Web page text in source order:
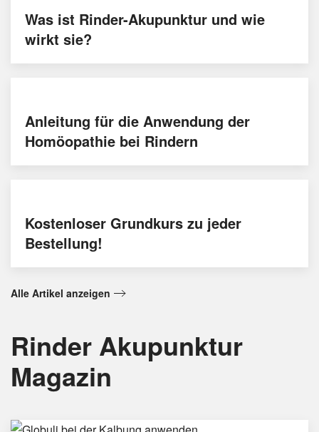
Was ist Rinder-Akupunktur und wie
wirkt sie?
Anleitung für die Anwendung der
Homöopathie bei Rindern
Kostenloser Grundkurs zu jeder
Bestellung!
Alle Artikel anzeigen
Rinder Akupunktur
Magazin